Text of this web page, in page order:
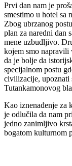
Prvi dan nam je
smestimo u hotel sa
Zbog ubrzanog
plan za naredni dan
mene uzbudljivo.
kojem smo napravili
da je bolje da
specijalnom postu
civilizacije, upoznati
Tutankamonovog
Kao iznenađenje za
je odlučila da nam
jedno zanimljivo
bogatom kulturnom